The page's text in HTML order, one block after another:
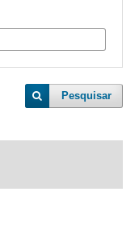
Pesquisar